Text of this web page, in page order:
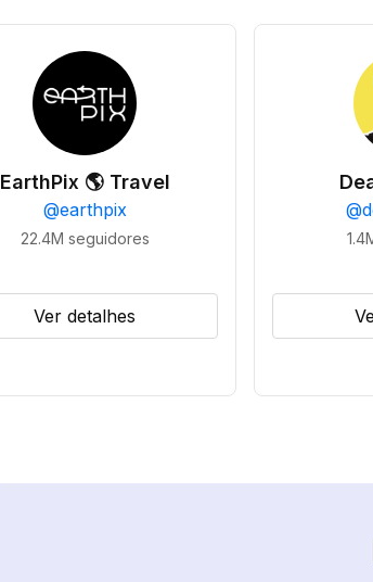
EarthPix 🌎 Travel
@earthpix
22.4M seguidores
Ver detalhes
@